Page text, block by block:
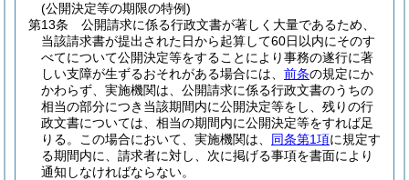
(公開決定等の期限の特例)
第13条
公開請求に係る行政文書が著しく大量であるため、
当該請求書が提出された日から起算して60日以内にそのす
べてについて公開決定等をすることにより事務の遂行に著
しい支障が生ずるおそれがある場合には、 前条の規定にか
かわらず、実施機関は、公開請求に係る行政文書のうちの
相当の部分につき当該期間内に公開決定等をし、残りの行
政文書については、相当の期間内に公開決定等をすれば足
りる。
この場合において、実施機関は、 同条第1項に規定す
る期間内に、請求者に対し、次に掲げる事項を書面により
通知しなければならない。